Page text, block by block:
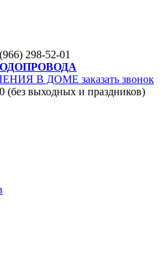
298-52-01
В ДОМЕ заказать звонок
(без выходных и праздников)